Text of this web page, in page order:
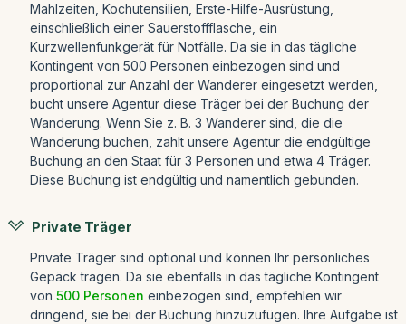
Mahlzeiten, Kochutensilien, Erste-Hilfe-Ausrüstung,
einschließlich einer Sauerstoffflasche, ein
Kurzwellenfunkgerät für Notfälle. Da sie in das tägliche
Kontingent von 500 Personen einbezogen sind und
proportional zur Anzahl der Wanderer eingesetzt werden,
bucht unsere Agentur diese Träger bei der Buchung der
Wanderung. Wenn Sie z. B. 3 Wanderer sind, die die
Wanderung buchen, zahlt unsere Agentur die endgültige
Buchung an den Staat für 3 Personen und etwa 4 Träger.
Diese Buchung ist endgültig und namentlich gebunden.
Private Träger
Private Träger sind optional und können Ihr persönliches
Gepäck tragen. Da sie ebenfalls in das tägliche Kontingent
von 500 Personen einbezogen sind, empfehlen wir
dringend, sie bei der Buchung hinzuzufügen. Ihre Aufgabe ist